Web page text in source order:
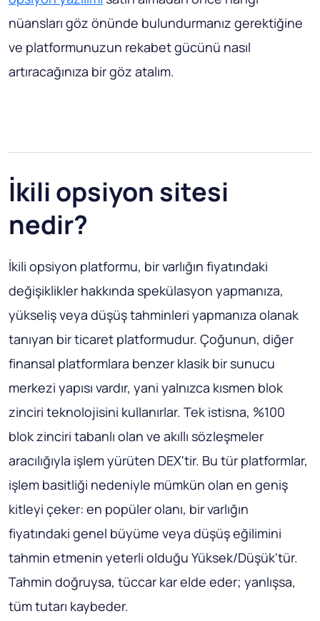
nüansları göz önünde bulundurmanız gerektiğine
ve platformunuzun rekabet gücünü nasıl
artıracağınıza bir göz atalım.
İkili opsiyon sitesi
nedir?
İkili opsiyon platformu, bir varlığın fiyatındaki
değişiklikler hakkında spekülasyon yapmanıza,
yükseliş veya düşüş tahminleri yapmanıza olanak
tanıyan bir ticaret platformudur. Çoğunun, diğer
finansal platformlara benzer klasik bir sunucu
merkezi yapısı vardır, yani yalnızca kısmen blok
zinciri teknolojisini kullanırlar. Tek istisna, %100
blok zinciri tabanlı olan ve akıllı sözleşmeler
aracılığıyla işlem yürüten DEX'tir. Bu tür platformlar,
işlem basitliği nedeniyle mümkün olan en geniş
kitleyi çeker: en popüler olanı, bir varlığın
fiyatındaki genel büyüme veya düşüş eğilimini
tahmin etmenin yeterli olduğu Yüksek/Düşük'tür.
Tahmin doğruysa, tüccar kar elde eder; yanlışsa,
tüm tutarı kaybeder.